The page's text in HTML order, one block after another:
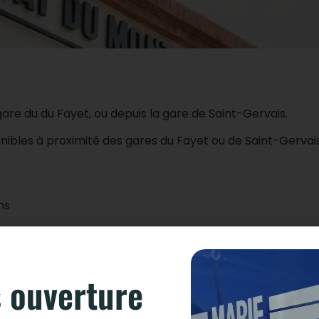
du du Fayet, ou depuis la gare de Saint-Gervais.
à proximité des gares du Fayet ou de Saint-
du Fayet